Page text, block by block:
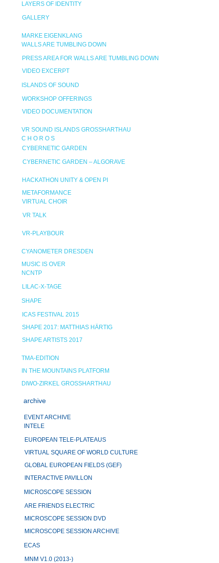
LAYERS OF IDENTITY
GALLERY
MARKE EIGENKLANG
WALLS ARE TUMBLING DOWN
PRESS AREA FOR WALLS ARE TUMBLING DOWN
VIDEO EXCERPT
ISLANDS OF SOUND
WORKSHOP OFFERINGS
VIDEO DOCUMENTATION
VR SOUND ISLANDS GROSSHARTHAU
C H O R O S
CYBERNETIC GARDEN
CYBERNETIC GARDEN – ALGORAVE
HACKATHON UNITY & OPEN PI
METAFORMANCE
VIRTUAL CHOIR
VR TALK
VR-PLAYBOUR
CYANOMETER DRESDEN
MUSIC IS OVER
NCNTP
LILAC-X-TAGE
SHAPE
ICAS FESTIVAL 2015
SHAPE 2017: MATTHIAS HÄRTIG
SHAPE ARTISTS 2017
TMA-EDITION
IN THE MOUNTAINS PLATFORM
DIWO-ZIRKEL GROSSHARTHAU
archive
EVENT ARCHIVE
INTELE
EUROPEAN TELE-PLATEAUS
VIRTUAL SQUARE OF WORLD CULTURE
GLOBAL EUROPEAN FIELDS (GEF)
INTERACTIVE PAVILLON
MICROSCOPE SESSION
ARE FRIENDS ELECTRIC
MICROSCOPE SESSION DVD
MICROSCOPE SESSION ARCHIVE
ECAS
MNM V1.0 (2013-)